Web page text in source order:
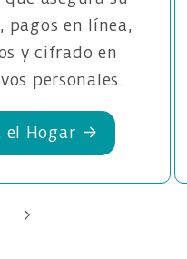
pagos en línea,
y cifrado en
personales.
el Hogar